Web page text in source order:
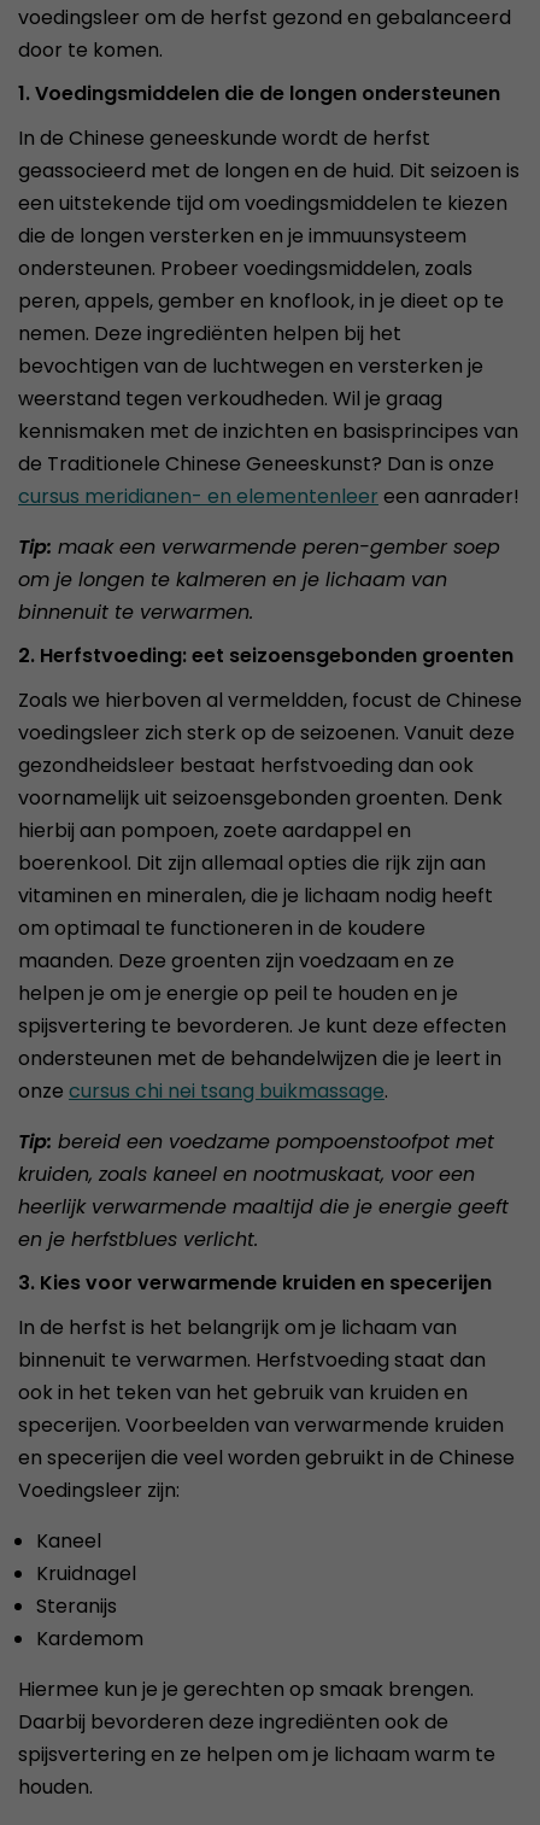
voedingsleer om de herfst gezond en gebalanceerd
door te komen.
1. Voedingsmiddelen die de longen ondersteunen
In de Chinese geneeskunde wordt de herfst
geassocieerd met de longen en de huid. Dit seizoen is
een uitstekende tijd om voedingsmiddelen te kiezen
die de longen versterken en je immuunsysteem
ondersteunen. Probeer voedingsmiddelen, zoals
peren, appels, gember en knoflook, in je dieet op te
nemen. Deze ingrediënten helpen bij het
bevochtigen van de luchtwegen en versterken je
weerstand tegen verkoudheden. Wil je graag
kennismaken met de inzichten en basisprincipes van
de Traditionele Chinese Geneeskunst? Dan is onze
cursus meridianen- en elementenleer een aanrader!
Tip: maak een verwarmende peren-gember soep
om je longen te kalmeren en je lichaam van
binnenuit te verwarmen.
2. Herfstvoeding: eet seizoensgebonden groenten
Zoals we hierboven al vermeldden, focust de Chinese
voedingsleer zich sterk op de seizoenen. Vanuit deze
gezondheidsleer bestaat herfstvoeding dan ook
voornamelijk uit seizoensgebonden groenten. Denk
hierbij aan pompoen, zoete aardappel en
boerenkool. Dit zijn allemaal opties die rijk zijn aan
vitaminen en mineralen, die je lichaam nodig heeft
om optimaal te functioneren in de koudere
maanden. Deze groenten zijn voedzaam en ze
helpen je om je energie op peil te houden en je
spijsvertering te bevorderen. Je kunt deze effecten
ondersteunen met de behandelwijzen die je leert in
onze cursus chi nei tsang buikmassage.
Tip: bereid een voedzame pompoenstoofpot met
kruiden, zoals kaneel en nootmuskaat, voor een
heerlijk verwarmende maaltijd die je energie geeft
en je herfstblues verlicht.
3. Kies voor verwarmende kruiden en specerijen
In de herfst is het belangrijk om je lichaam van
binnenuit te verwarmen. Herfstvoeding staat dan
ook in het teken van het gebruik van kruiden en
specerijen. Voorbeelden van verwarmende kruiden
en specerijen die veel worden gebruikt in de Chinese
Voedingsleer zijn:
Kaneel
Kruidnagel
Steranijs
Kardemom
Hiermee kun je je gerechten op smaak brengen.
Daarbij bevorderen deze ingrediënten ook de
spijsvertering en ze helpen om je lichaam warm te
houden.